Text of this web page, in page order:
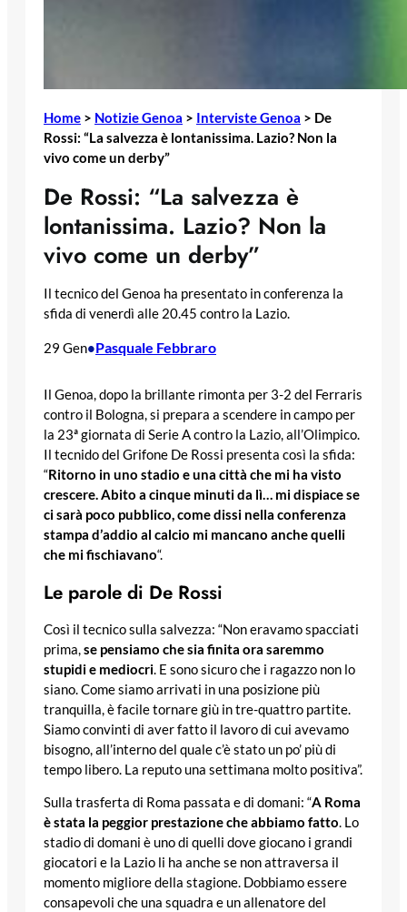
Home > Notizie Genoa > Interviste Genoa > De
Rossi: “La salvezza è lontanissima. Lazio? Non la
vivo come un derby”
De Rossi: “La salvezza è
lontanissima. Lazio? Non la
vivo come un derby”
Il tecnico del Genoa ha presentato in conferenza la
sfida di venerdì alle 20.45 contro la Lazio.
29 Gen•Pasquale Febbraro
Il Genoa, dopo la brillante rimonta per 3-2 del Ferraris
contro il Bologna, si prepara a scendere in campo per
la 23ª giornata di Serie A contro la Lazio, all’Olimpico.
Il tecnido del Grifone De Rossi presenta così la sfida:
“Ritorno in uno stadio e una città che mi ha visto
crescere. Abito a cinque minuti da lì… mi dispiace se
ci sarà poco pubblico, come dissi nella conferenza
stampa d’addio al calcio mi mancano anche quelli
che mi fischiavano“.
Le parole di De Rossi
Così il tecnico sulla salvezza: “Non eravamo spacciati
prima,se pensiamo che sia finita ora saremmo
stupidi e mediocri. E sono sicuro che i ragazzo non lo
siano. Come siamo arrivati in una posizione più
tranquilla, è facile tornare giù in tre-quattro partite.
Siamo convinti di aver fatto il lavoro di cui avevamo
bisogno, all’interno del quale c’è stato un po’ più di
tempo libero. La reputo una settimana molto positiva”.
Sulla trasferta di Roma passata e di domani: “A Roma
è stata la peggior prestazione che abbiamo fatto. Lo
stadio di domani è uno di quelli dove giocano i grandi
giocatori e la Lazio li ha anche se non attraversa il
momento migliore della stagione. Dobbiamo essere
consapevoli che una squadra e un allenatore del